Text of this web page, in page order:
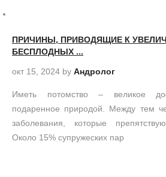
ПРИЧИНЫ, ПРИВОДЯЩИЕ К
БЕСПЛОДНЫХ ...
окт 15, 2024 by Андролог
Иметь потомство – великое
подаренное природой. Между тем
заболевания, которые
Около 15% супружеских пар